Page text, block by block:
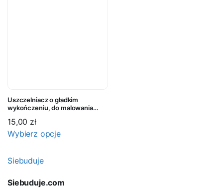
Uszczelniacz o gładkim
wykończeniu, do malowania
310ml
15,00 zł
Wybierz opcje
Siebuduje
Siebuduje.com